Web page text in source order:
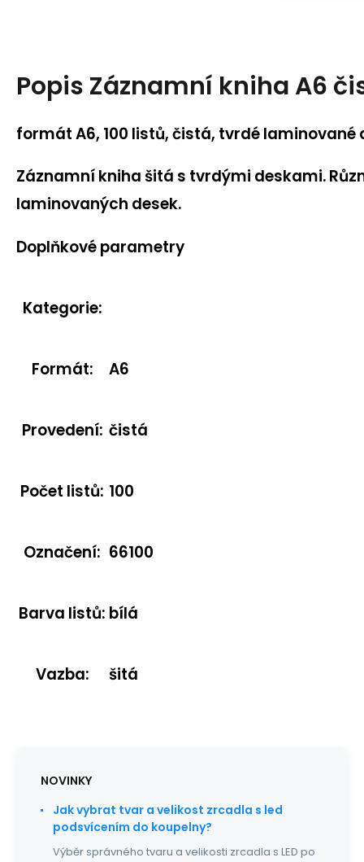
Popis Záznamní kniha A6
formát A6, 100 listů, čistá, tvrdé laminované
Záznamní kniha šitá s tvrdými deskami.
laminovaných desek.
Doplňkové parametry
Kategorie:
Formát: A6
Provedení: čistá
Počet listů: 100
Označení: 66100
Barva listů: bílá
Vazba: šitá
NOVINKY
Jak vybrat tvar a velikost zrcadla s led
podsvícením do koupelny?
Výběr správného tvaru a velikosti zrcadla s LED po